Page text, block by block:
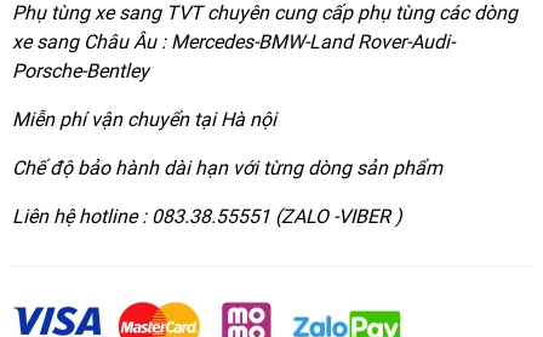
Phụ tùng xe sang TVT chuyên cung cấp phụ tùng các dòng
xe sang Châu Âu : Mercedes-BMW-Land Rover-Audi-
Porsche-Bentley
Miễn phí vận chuyển tại Hà nội
Chế độ bảo hành dài hạn với từng dòng sản phẩm
Liên hệ hotline : 083.38.55551 (ZALO -VIBER )